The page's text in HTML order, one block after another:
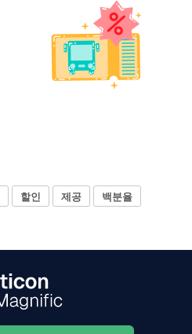
할인 제공
백분율